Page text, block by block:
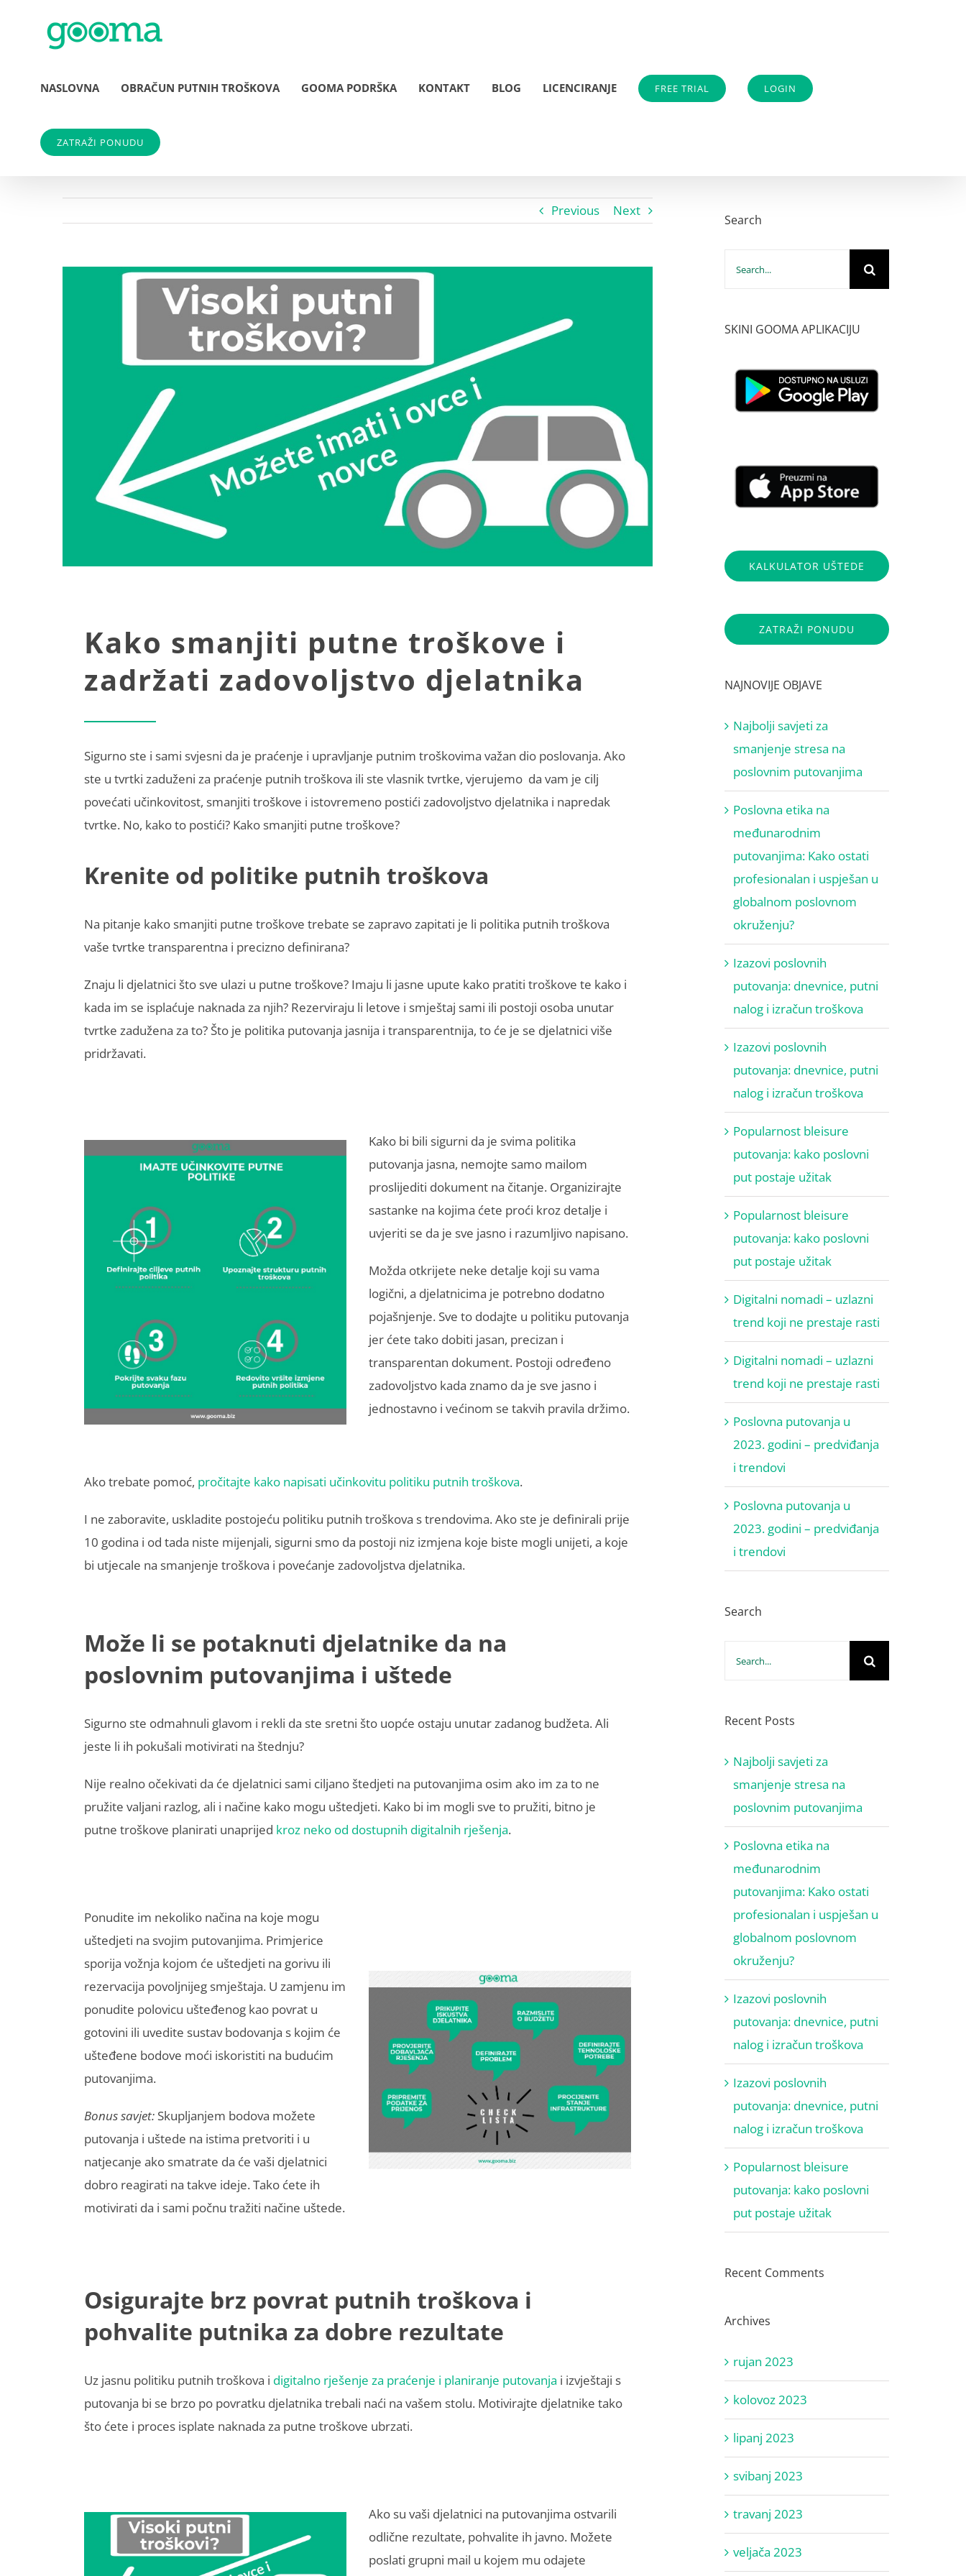
NASLOVNA OBRAČUN PUTNIH TROŠKOVA GOOMA PODRŠKA KONTAKT BLOG LICENCIRANJE FREE TRIAL LOGIN
ZATRAŽI PONUDU
Previous Next
Kako smanjiti putne troškove i
zadržati zadovoljstvo djelatnika
Sigurno ste i sami svjesni da je praćenje i upravljanje putnim troškovima važan dio poslovanja. Ako
ste u tvrtki zaduženi za praćenje putnih troškova ili ste vlasnik tvrtke, vjerujemo da vam je cilj
povećati učinkovitost, smanjiti troškove i istovremeno postići zadovoljstvo djelatnika i napredak
tvrtke. No, kako to postići? Kako smanjiti putne troškove?
Krenite od politike putnih troškova
Na pitanje kako smanjiti putne troškove trebate se zapravo zapitati je li politika putnih troškova
vaše tvrtke transparentna i precizno definirana?
Znaju li djelatnici što sve ulazi u putne troškove? Imaju li jasne upute kako pratiti troškove te kako i
kada im se isplaćuje naknada za njih? Rezerviraju li letove i smještaj sami ili postoji osoba unutar
tvrtke zadužena za to? Što je politika putovanja jasnija i transparentnija, to će je se djelatnici više
pridržavati.
Kako bi bili sigurni da je svima politika
putovanja jasna, nemojte samo mailom
proslijediti dokument na čitanje. Organizirajte
sastanke na kojima ćete proći kroz detalje i
uvjeriti se da je sve jasno i razumljivo napisano.
Možda otkrijete neke detalje koji su vama
logični, a djelatnicima je potrebno dodatno
pojašnjenje. Sve to dodajte u politiku putovanja
jer ćete tako dobiti jasan, precizan i
transparentan dokument. Postoji određeno
zadovoljstvo kada znamo da je sve jasno i
jednostavno i većinom se takvih pravila držimo.
Ako trebate pomoć, pročitajte kako napisati učinkovitu politiku putnih troškova.
I ne zaboravite, uskladite postojeću politiku putnih troškova s trendovima. Ako ste je definirali prije
10 godina i od tada niste mijenjali, sigurni smo da postoji niz izmjena koje biste mogli unijeti, a koje
bi utjecale na smanjenje troškova i povećanje zadovoljstva djelatnika.
Može li se potaknuti djelatnike da na
poslovnim putovanjima i uštede
Sigurno ste odmahnuli glavom i rekli da ste sretni što uopće ostaju unutar zadanog budžeta. Ali
jeste li ih pokušali motivirati na štednju?
Nije realno očekivati da će djelatnici sami ciljano štedjeti na putovanjima osim ako im za to ne
pružite valjani razlog, ali i načine kako mogu uštedjeti. Kako bi im mogli sve to pružiti, bitno je
putne troškove planirati unaprijed kroz neko od dostupnih digitalnih rješenja.
Ponudite im nekoliko načina na koje mogu
uštedjeti na svojim putovanjima. Primjerice
sporija vožnja kojom će uštedjeti na gorivu ili
rezervacija povoljnijeg smještaja. U zamjenu im
ponudite polovicu ušteđenog kao povrat u
gotovini ili uvedite sustav bodovanja s kojim će
ušteđene bodove moći iskoristiti na budućim
putovanjima.
Bonus savjet: Skupljanjem bodova možete
putovanja i uštede na istima pretvoriti i u
natjecanje ako smatrate da će vaši djelatnici
dobro reagirati na takve ideje. Tako ćete ih
motivirati da i sami počnu tražiti načine uštede.
Osigurajte brz povrat putnih troškova i
pohvalite putnika za dobre rezultate
Uz jasnu politiku putnih troškova i digitalno rješenje za praćenje i planiranje putovanja i izvještaji s
putovanja bi se brzo po povratku djelatnika trebali naći na vašem stolu. Motivirajte djelatnike tako
što ćete i proces isplate naknada za putne troškove ubrzati.
Ako su vaši djelatnici na putovanjima ostvarili
odlične rezultate, pohvalite ih javno. Možete
poslati grupni mail u kojem mu odajete
Search
SKINI GOOMA APLIKACIJU
KALKULATOR UŠTEDE
ZATRAŽI PONUDU
NAJNOVIJE OBJAVE
Najbolji savjeti za
smanjenje stresa na
poslovnim putovanjima
Poslovna etika na
međunarodnim
putovanjima: Kako ostati
profesionalan i uspješan u
globalnom poslovnom
okruženju?
Izazovi poslovnih
putovanja: dnevnice, putni
nalog i izračun troškova
Izazovi poslovnih
putovanja: dnevnice, putni
nalog i izračun troškova
Popularnost bleisure
putovanja: kako poslovni
put postaje užitak
Popularnost bleisure
putovanja: kako poslovni
put postaje užitak
Digitalni nomadi – uzlazni
trend koji ne prestaje rasti
Digitalni nomadi – uzlazni
trend koji ne prestaje rasti
Poslovna putovanja u
2023. godini – predviđanja
i trendovi
Poslovna putovanja u
2023. godini – predviđanja
i trendovi
Search
Recent Posts
Najbolji savjeti za
smanjenje stresa na
poslovnim putovanjima
Poslovna etika na
međunarodnim
putovanjima: Kako ostati
profesionalan i uspješan u
globalnom poslovnom
okruženju?
Izazovi poslovnih
putovanja: dnevnice, putni
nalog i izračun troškova
Izazovi poslovnih
putovanja: dnevnice, putni
nalog i izračun troškova
Popularnost bleisure
putovanja: kako poslovni
put postaje užitak
Recent Comments
Archives
rujan 2023
kolovoz 2023
lipanj 2023
svibanj 2023
travanj 2023
veljača 2023